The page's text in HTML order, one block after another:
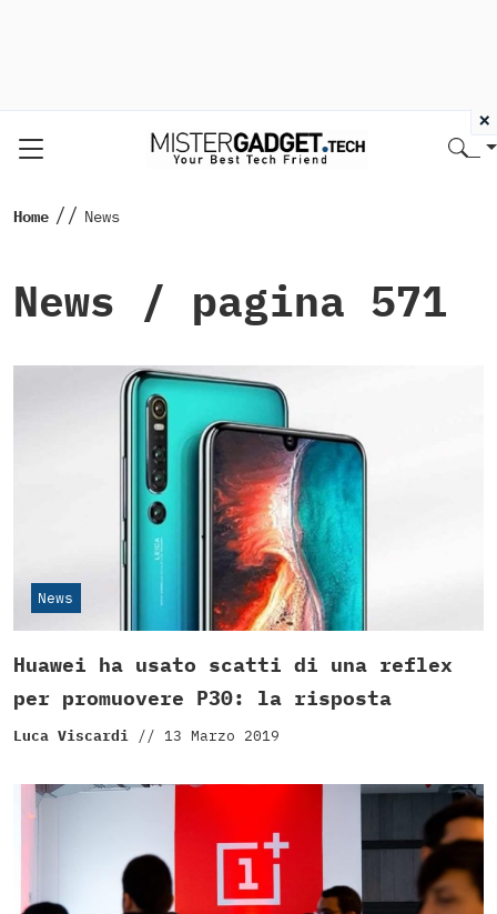
Home // News
News / pagina 571
News
Huawei ha usato scatti di una reflex
per promuovere P30: la risposta
Luca Viscardi // 13 Marzo 2019
×